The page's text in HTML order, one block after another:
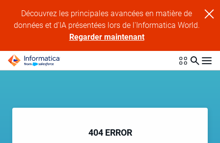
Découvrez les principales avancées en matière de
données et d'IA présentées lors de l'Informatica World.
Regarder maintenant
404 ERROR